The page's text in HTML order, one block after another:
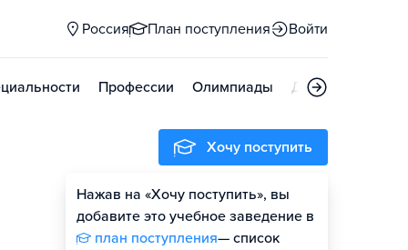
Россия План поступления Войти
Профессии Олимпиады Дни открытых
Хочу поступить
Нажав на «Хочу поступить», вы
добавите это учебное заведение в
план поступления— список
Оценить шансы